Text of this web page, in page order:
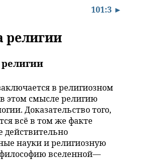
101:3 ►
религии
религии
в религиозном
этом смысле религию
Доказательство того,
всё в том же факте
действительно
науки и религиозную
вселенной—